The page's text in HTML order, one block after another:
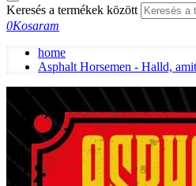
Keresés a termékek között
0Kosaram
home
Asphalt Horsemen - Halld,